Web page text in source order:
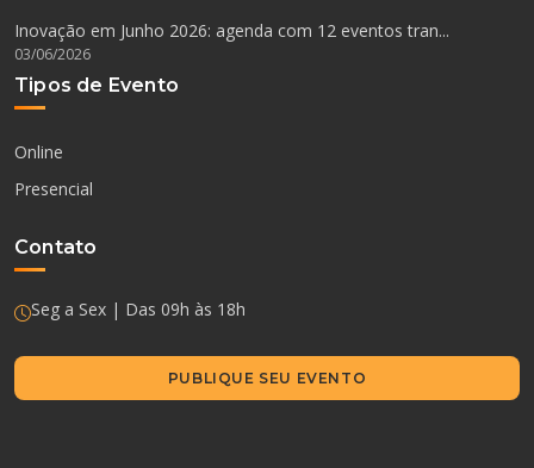
Inovação em Junho 2026: agenda com 12 eventos tran...
03/06/2026
Tipos de Evento
Online
Presencial
Contato
Seg a Sex | Das 09h às 18h
PUBLIQUE SEU EVENTO